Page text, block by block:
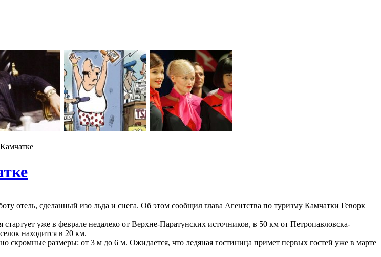
отель, сделанный изо льда и снега. Об этом сообщил глава Агентства по туризму Камчатки Геворк
уже в феврале недалеко от Верхне-Паратунских источников, в 50 км от Петропавловска-
находится в 20 км.
скромные размеры: от 3 м до 6 м. Ожидается, что ледяная гостиница примет первых гостей уже в марте